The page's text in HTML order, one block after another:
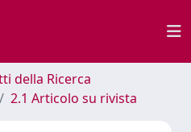
della Ricerca
2.1 Articolo su rivista